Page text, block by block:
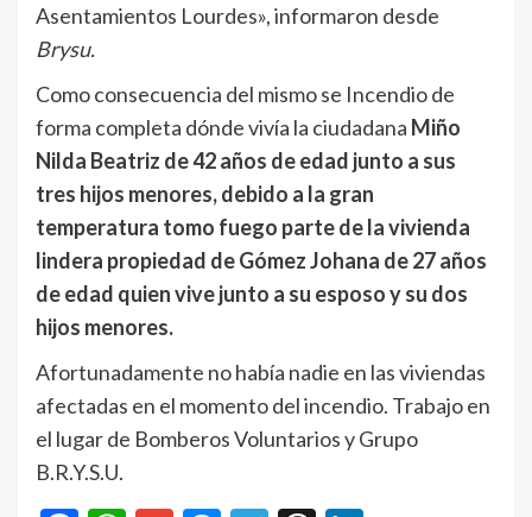
Asentamientos Lourdes», informaron desde
Brysu.
Como consecuencia del mismo se Incendio de
forma completa dónde vivía la ciudadana Miño
Nilda Beatriz de 42 años de edad junto a sus
tres hijos menores, debido a la gran
temperatura tomo fuego parte de la vivienda
lindera propiedad de Gómez Johana de 27 años
de edad quien vive junto a su esposo y su dos
hijos menores.
Afortunadamente no había nadie en las viviendas
afectadas en el momento del incendio. Trabajo en
el lugar de Bomberos Voluntarios y Grupo
B.R.Y.S.U.